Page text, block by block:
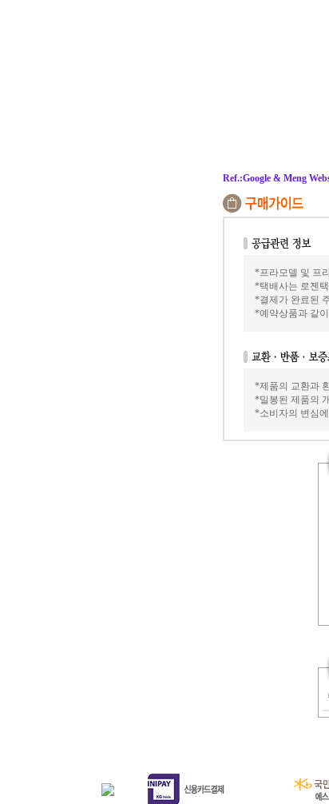
Ref.:Google & Meng
*프라모델 및 프
*택배사는 로젠
*결제가 완료된
*예약상품과 같
*제품의 교환과
*밀봉된 제품의
*소비자의 변심